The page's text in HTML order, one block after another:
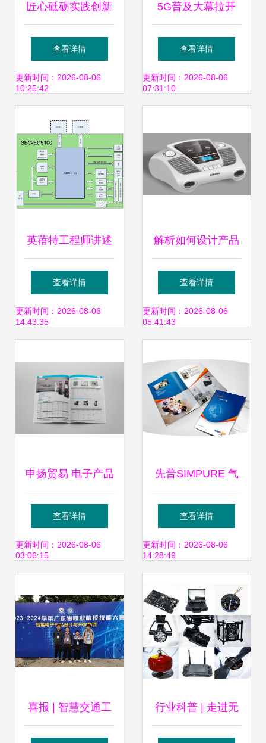
匠心砥砺实践创新
——我校在全国职
业院校技能大赛电
赛项中荣获团体三
查看详情
更新时间：2026-08-06
10:25:42
5G普及大幕拉开
首款5G集成芯片三
星猎户座980详解
查看详情
更新时间：2026-08-06
07:31:10
英蓓特工程师讲述
SBC-EC9100身上
的故事
查看详情
更新时间：2026-08-06
14:43:35
解析如何设计产品
外观 优概念带你玩
转电子产品外观设
查看详情
更新时间：2026-08-06
05:41:43
申扬贸易 电子产品
画册设计与企业技
术开发的创新融合
查看详情
更新时间：2026-08-06
03:06:15
先普SIMPURE 气
体纯化领域的卓越
伙伴
查看详情
更新时间：2026-08-06
14:28:49
喜报 | 智慧交通工 行业科普 | 走进无